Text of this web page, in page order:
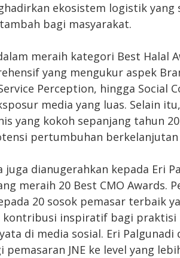
ekosistem logistik yang
bagi masyarakat.
meraih kategori Best Halal
yang mengukur aspek
Perception, hingga Social
media yang luas. Selain
yang kokoh sepanjang tahun
pertumbuhan berkelanjutan
juga dianugerahkan kepada Eri
meraih 20 Best CMO Awards.
20 sosok pemasar terbaik
kontribusi inspiratif bagi praktisi
di media sosial. Eri Palgunadi
pemasaran JNE ke level yang